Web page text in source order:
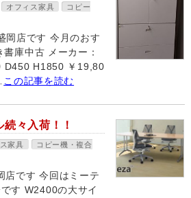
オフィス家具
コピー
岡店です 今月のおす
庫中古 メーカー：
D450 H1850 ￥19,80
この記事を読む
々入荷！！
家具
コピー機・複合
店です 今回はミーテ
す W2400の大サイ